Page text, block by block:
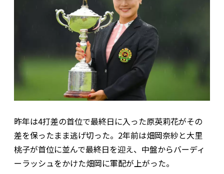
昨年は4打差の首位で最終日に入った原英莉花がその
差を保ったまま逃げ切った。2年前は畑岡奈紗と大里
桃子が首位に並んで最終日を迎え、中盤からバーディ
ーラッシュをかけた畑岡に軍配が上がった。